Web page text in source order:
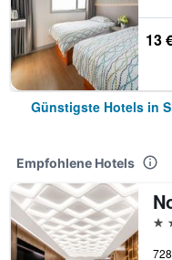
13
Günstigste Hotels in
Empfohlene Hotels
4